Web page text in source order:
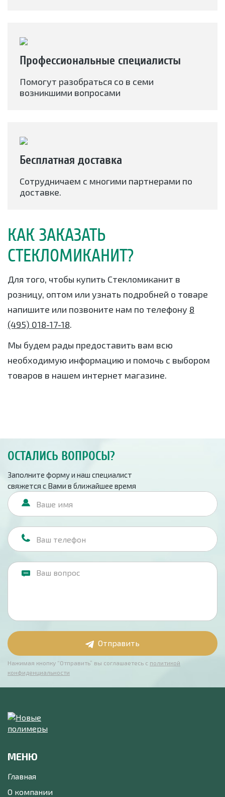
Профессиональные специалисты
Помогут разобраться со в семи
возникшими вопросами
Бесплатная доставка
Сотрудничаем с многими партнерами по
доставке.
КАК ЗАКАЗАТЬ
СТЕКЛОМИКАНИТ?
Для того, чтобы купить Стекломиканит в
розницу, оптом или узнать подробней о товаре
напишите или позвоните нам по телефону 8
(495) 018-17-18.
Мы будем рады предоставить вам всю
необходимую информацию и помочь с выбором
товаров в нашем интернет магазине.
ОСТАЛИСЬ ВОПРОСЫ?
Заполните форму и наш специалист
свяжется с Вами в ближайшее время
Отправить
Нажимая кнопку “Отправить” вы соглашаетесь с политикой
конфиденциальности
МЕНЮ
Главная
О компании